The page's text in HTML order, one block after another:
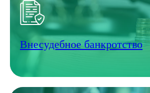
Внесудебное банкротство